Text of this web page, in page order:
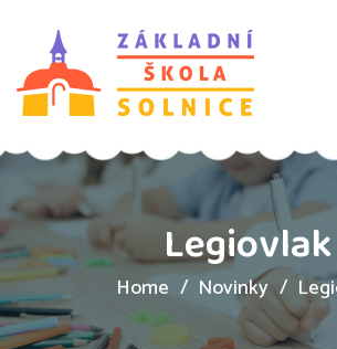
Legiovlak
Home Novinky